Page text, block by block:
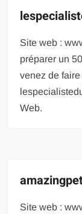
Site web :
préparer un
venez de
Web.
Site web :